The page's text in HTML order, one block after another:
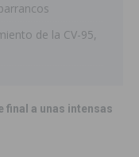
de la CV-95,
final a unas intensas